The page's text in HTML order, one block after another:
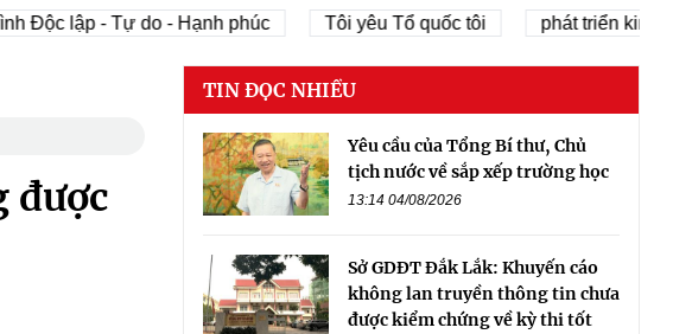
lập - Tự do - Hạnh phúc Tôi yêu Tổ quốc tôi phát triển kinh tế tư
được
TIN ĐỌC NHIỀU
Yêu cầu của Tổng Bí thư, Chủ
tịch nước về sắp xếp trường học
13:14 04/08/2026
Sở GDĐT Đắk Lắk: Khuyến cáo
không lan truyền thông tin chưa
được kiểm chứng về kỳ thi tốt